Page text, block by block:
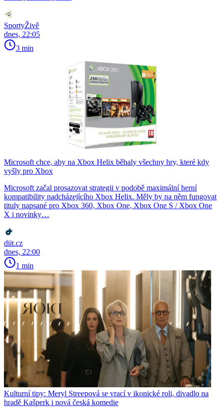
SportyŽivě
dnes, 22:05
3 min
Microsoft chce, aby na Xbox Helix běhaly všechny hry, které kdy
vyšly pro Xbox
Microsoft začal prosazovat strategii v podobě maximální herní
kompatibility nadcházejícího Xbox Helix. Měly by na něm fungovat
tituly napsané pro Xbox 360, Xbox One, Xbox One S / Xbox One
X i novinky…
diit.cz
dnes, 22:00
1 min
Kulturní tipy: Meryl Streepová se vrací v ikonické roli, divadlo na
hradě Kašperk i nová česká komedie